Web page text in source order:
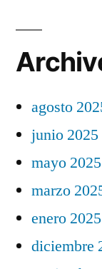
agosto
junio 2025
mayo 2025
marzo
enero 2025
diciembre